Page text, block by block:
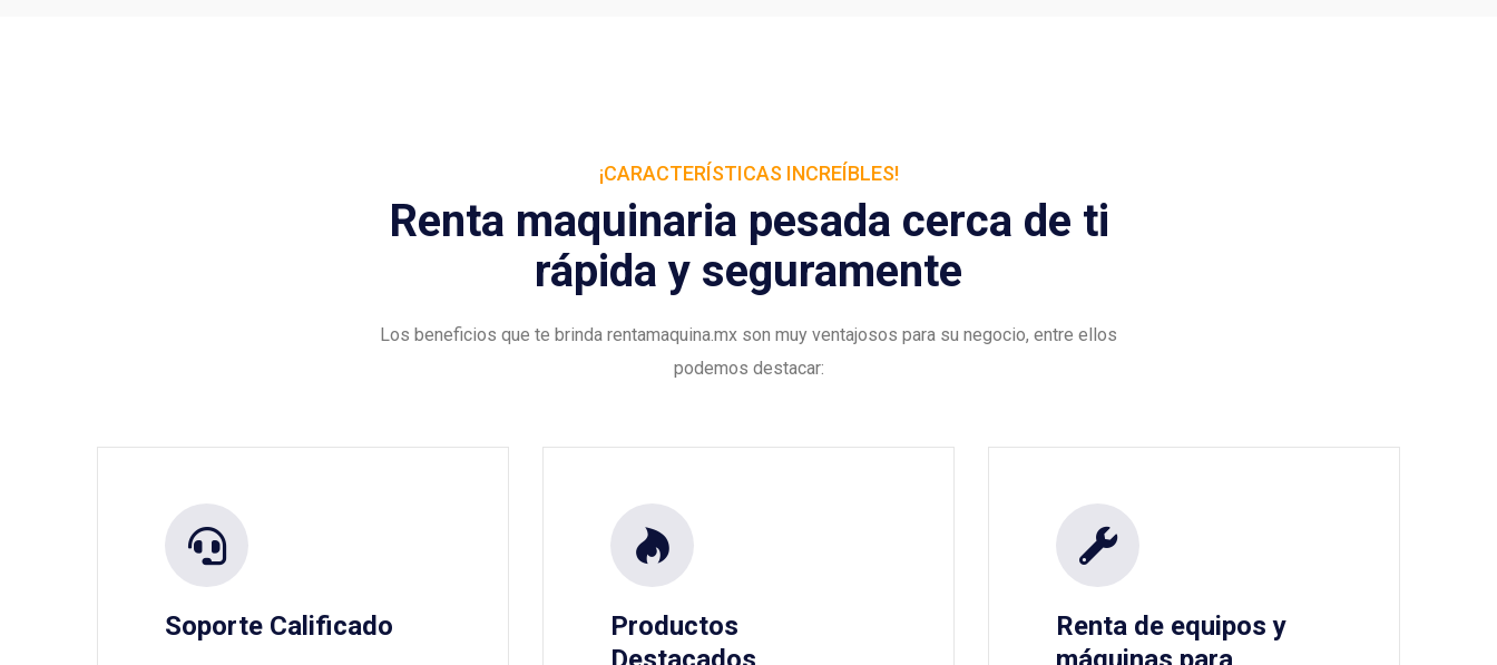
¡CARACTERÍSTICAS INCREÍBLES!
Renta maquinaria pesada cerca de ti
rápida y seguramente
Los beneficios que te brinda rentamaquina.mx son muy ventajosos para su negocio, entre ellos
podemos destacar:
Soporte Calificado
Productos
Renta de equipos y